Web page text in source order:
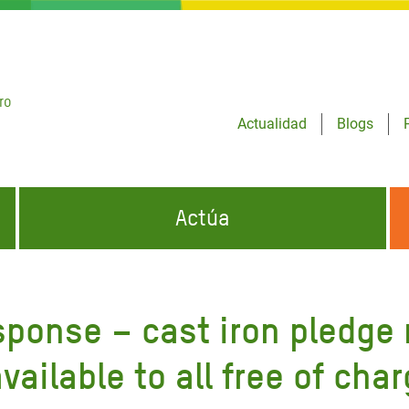
Actualidad
Blogs
Appeal
por la Crisis en
CONÓCENOS
Actúa
– cast iron pledge
to all free of